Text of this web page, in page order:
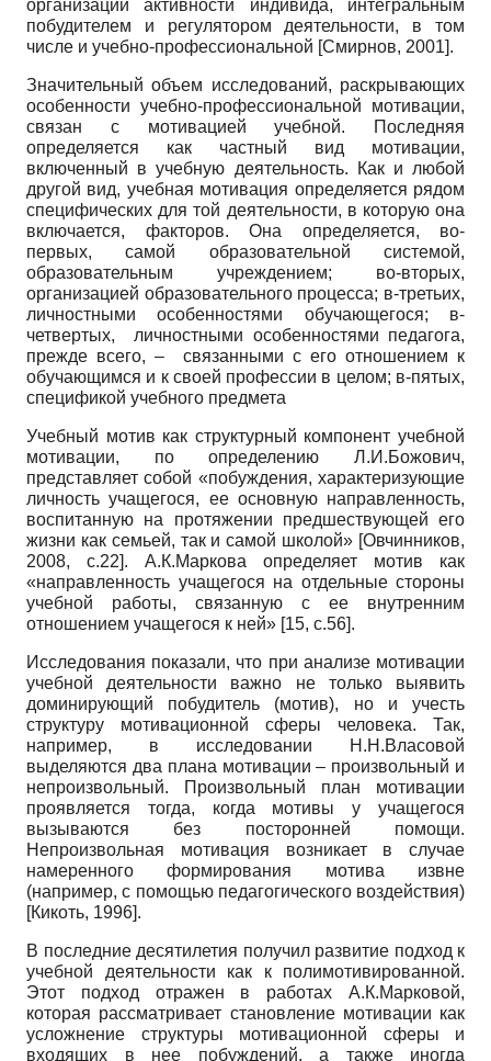
организации активности индивида, интегральным
побудителем и регулятором деятельности, в том
числе и учебно-профессиональной [Смирнов, 2001].
Значительный объем исследований, раскрывающих
особенности учебно-профессиональной мотивации,
связан с мотивацией учебной. Последняя
определяется как частный вид мотивации,
включенный в учебную деятельность. Как и любой
другой вид, учебная мотивация определяется рядом
специфических для той деятельности, в которую она
включается, факторов. Она определяется, во-
первых, самой образовательной системой,
образовательным учреждением; во-вторых,
организацией образовательного процесса; в-третьих,
личностными особенностями обучающегося; в-
четвертых, личностными особенностями педагога,
прежде всего, – связанными с его отношением к
обучающимся и к своей профессии в целом; в-пятых,
спецификой учебного предмета
Учебный мотив как структурный компонент учебной
мотивации, по определению Л.И.Божович,
представляет собой «побуждения, характеризующие
личность учащегося, ее основную направленность,
воспитанную на протяжении предшествующей его
жизни как семьей, так и самой школой» [Овчинников,
2008, с.22]. А.К.Маркова определяет мотив как
«направленность учащегося на отдельные стороны
учебной работы, связанную с ее внутренним
отношением учащегося к ней» [15, с.56].
Исследования показали, что при анализе мотивации
учебной деятельности важно не только выявить
доминирующий побудитель (мотив), но и учесть
структуру мотивационной сферы человека. Так,
например, в исследовании Н.Н.Власовой
выделяются два плана мотивации – произвольный и
непроизвольный. Произвольный план мотивации
проявляется тогда, когда мотивы у учащегося
вызываются без посторонней помощи.
Непроизвольная мотивация возникает в случае
намеренного формирования мотива извне
(например, с помощью педагогического воздействия)
[Кикоть, 1996].
В последние десятилетия получил развитие подход к
учебной деятельности как к полимотивированной.
Этот подход отражен в работах А.К.Марковой,
которая рассматривает становление мотивации как
усложнение структуры мотивационной сферы и
входящих в нее побуждений, а также иногда